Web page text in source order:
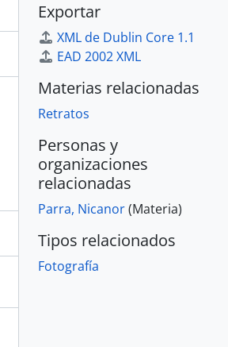
Exportar
XML de Dublin Core 1.1
EAD 2002 XML
Materias relacionadas
Retratos
Personas y
organizaciones
relacionadas
Parra, Nicanor(Materia)
Tipos relacionados
Fotografía